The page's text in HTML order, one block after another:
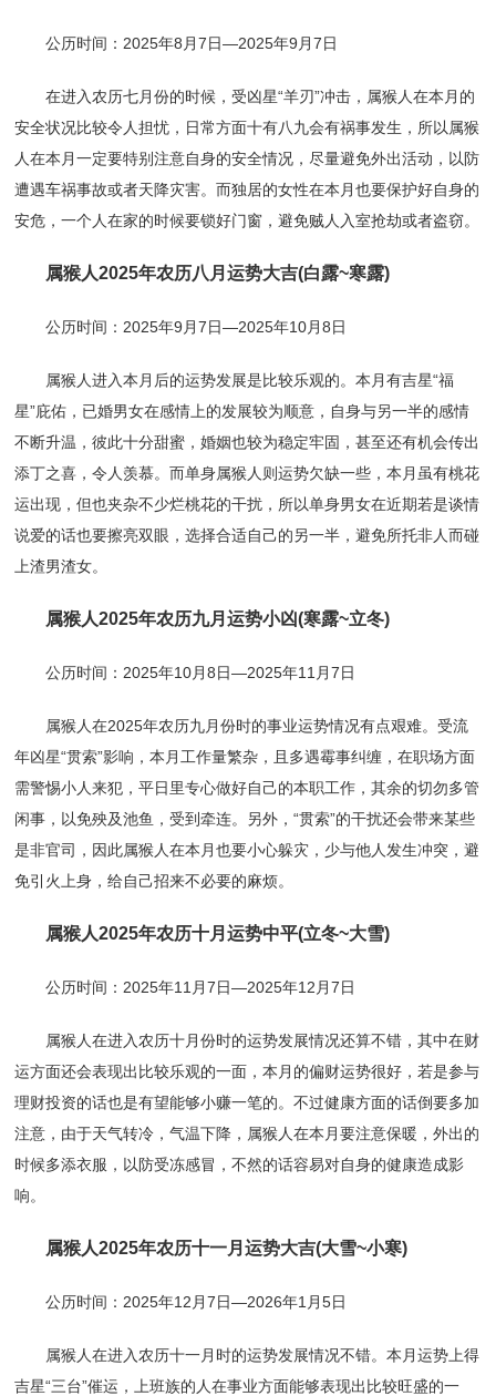
公历时间：2025年8月7日—2025年9月7日
在进入农历七月份的时候，受凶星“羊刃”冲击，属猴人在本月的
安全状况比较令人担忧，日常方面十有八九会有祸事发生，所以属猴
人在本月一定要特别注意自身的安全情况，尽量避免外出活动，以防
遭遇车祸事故或者天降灾害。而独居的女性在本月也要保护好自身的
安危，一个人在家的时候要锁好门窗，避免贼人入室抢劫或者盗窃。
属猴人2025年农历八月运势大吉(白露~寒露)
公历时间：2025年9月7日—2025年10月8日
属猴人进入本月后的运势发展是比较乐观的。本月有吉星“福
星”庇佑，已婚男女在感情上的发展较为顺意，自身与另一半的感情
不断升温，彼此十分甜蜜，婚姻也较为稳定牢固，甚至还有机会传出
添丁之喜，令人羡慕。而单身属猴人则运势欠缺一些，本月虽有桃花
运出现，但也夹杂不少烂桃花的干扰，所以单身男女在近期若是谈情
说爱的话也要擦亮双眼，选择合适自己的另一半，避免所托非人而碰
上渣男渣女。
属猴人2025年农历九月运势小凶(寒露~立冬)
公历时间：2025年10月8日—2025年11月7日
属猴人在2025年农历九月份时的事业运势情况有点艰难。受流
年凶星“贯索”影响，本月工作量繁杂，且多遇霉事纠缠，在职场方面
需警惕小人来犯，平日里专心做好自己的本职工作，其余的切勿多管
闲事，以免殃及池鱼，受到牵连。另外，“贯索”的干扰还会带来某些
是非官司，因此属猴人在本月也要小心躲灾，少与他人发生冲突，避
免引火上身，给自己招来不必要的麻烦。
属猴人2025年农历十月运势中平(立冬~大雪)
公历时间：2025年11月7日—2025年12月7日
属猴人在进入农历十月份时的运势发展情况还算不错，其中在财
运方面还会表现出比较乐观的一面，本月的偏财运势很好，若是参与
理财投资的话也是有望能够小赚一笔的。不过健康方面的话倒要多加
注意，由于天气转冷，气温下降，属猴人在本月要注意保暖，外出的
时候多添衣服，以防受冻感冒，不然的话容易对自身的健康造成影
响。
属猴人2025年农历十一月运势大吉(大雪~小寒)
公历时间：2025年12月7日—2026年1月5日
属猴人在进入农历十一月时的运势发展情况不错。本月运势上得
吉星“三台”催运，上班族的人在事业方面能够表现出比较旺盛的一